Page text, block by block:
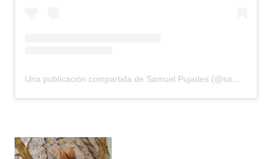
Una publicación compartida de Samuel Pujades (@samuelpujades)